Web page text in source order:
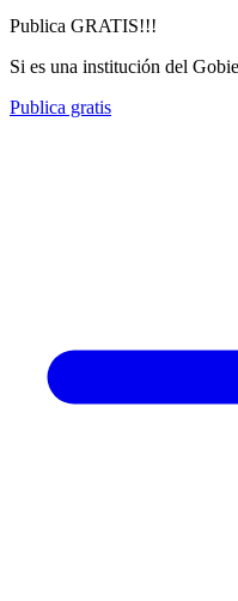
Publica GRATIS!!!
Si es una institución del
Publica gratis